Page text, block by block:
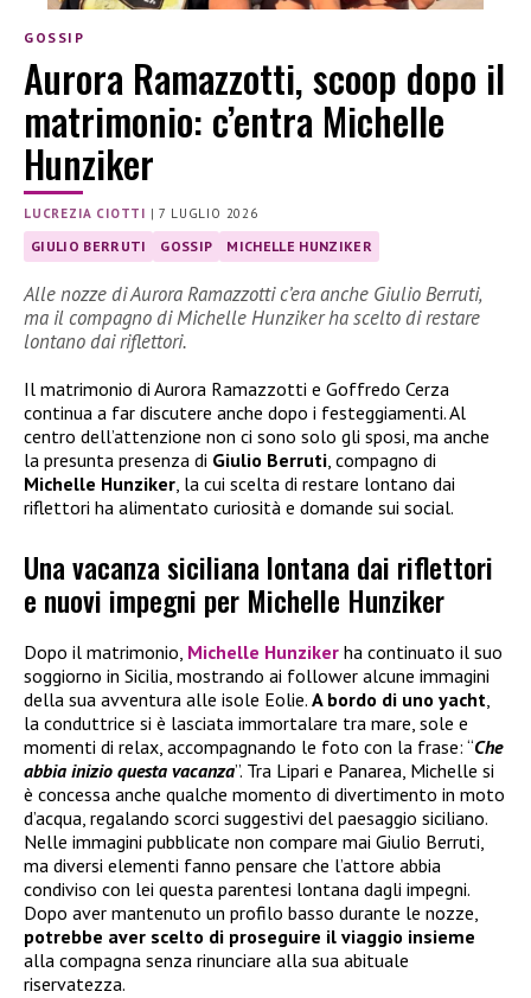
GOSSIP
Aurora Ramazzotti, scoop dopo il
matrimonio: c’entra Michelle
Hunziker
LUCREZIA CIOTTI |7 LUGLIO 2026
GIULIO BERRUTI GOSSIP MICHELLE HUNZIKER
Alle nozze di Aurora Ramazzotti c’era anche Giulio Berruti,
ma il compagno di Michelle Hunziker ha scelto di restare
lontano dai riflettori.
Il matrimonio di Aurora Ramazzotti e Goffredo Cerza
continua a far discutere anche dopo i festeggiamenti. Al
centro dell’attenzione non ci sono solo gli sposi, ma anche
la presunta presenza di Giulio Berruti , compagno di
Michelle Hunziker , la cui scelta di restare lontano dai
riflettori ha alimentato curiosità e domande sui social.
Una vacanza siciliana lontana dai riflettori
e nuovi impegni per Michelle Hunziker
Dopo il matrimonio, Michelle Hunziker ha continuato il suo
soggiorno in Sicilia, mostrando ai follower alcune immagini
della sua avventura alle isole Eolie. A bordo di uno yacht,
la conduttrice si è lasciata immortalare tra mare, sole e
momenti di relax, accompagnando le foto con la frase: “Che
abbia inizio questa vacanza”. Tra Lipari e Panarea, Michelle si
è concessa anche qualche momento di divertimento in moto
d’acqua, regalando scorci suggestivi del paesaggio siciliano.
Nelle immagini pubblicate non compare mai Giulio Berruti,
ma diversi elementi fanno pensare che l’attore abbia
condiviso con lei questa parentesi lontana dagli impegni.
Dopo aver mantenuto un profilo basso durante le nozze,
potrebbe aver scelto di proseguire il viaggio insieme
alla compagna senza rinunciare alla sua abituale
riservatezza.